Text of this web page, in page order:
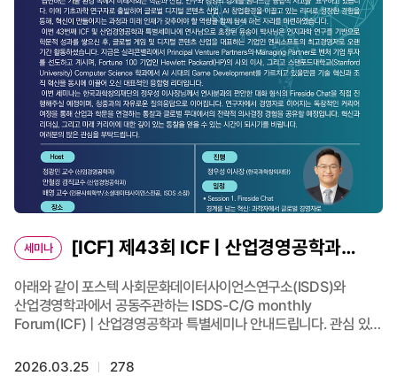
세미나
특별세미나 개최 안내 ‘경계를 넘는 혁신:
과학자에서 글로벌 경영자로의 성장 여정’
아래와 같이 포스텍 사회문화데이터사이언스연구소(ISDS)와
산업경영학과에서 공동주관하는 ISDS-C/G monthly
Forum(ICF) | 산업경영공학과 특별세미나 안내드립니다. 관심 있는
Korean.) 43. 경계를 넘는 혁신: 과학자에서 글로벌 경영자로의
2026.03.25 278